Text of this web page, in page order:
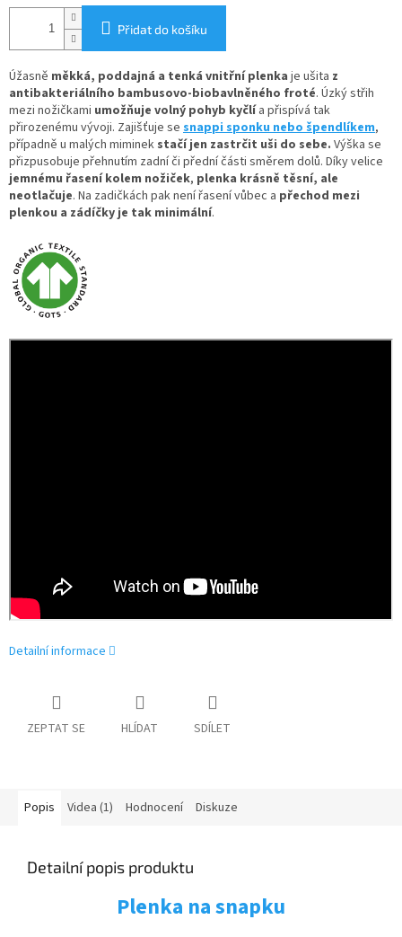
Přidat do košíku
Úžasně měkká, poddajná a tenká vnitřní plenka je ušita z
antibakteriálního bambusovo-biobavlněného froté. Úzký střih
mezi nožičkami umožňuje volný pohyb kyčlía přispívá tak
přirozenému vývoji. Zajišťuje se snappi sponku nebo špendlíkem,
případně u malých miminek stačí jen zastrčit uši do sebe. Výška se
přizpusobuje přehnutím zadní či přední části směrem dolů. Díky velice
jemnému řasení kolem nožiček, plenka krásně těsní, ale
neotlačuje. Na zadičkách pak není řasení vůbec a přechod mezi
plenkou a zádíčky je tak minimální.
Detailní informace
ZEPTAT SE HLÍDAT SDÍLET
Popis Videa (1) Hodnocení Diskuze
Detailní popis produktu
Plenka na snapku